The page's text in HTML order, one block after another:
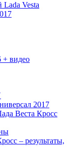
Lada Vesta
+ видео
2017
Веста Кросс
– результаты,